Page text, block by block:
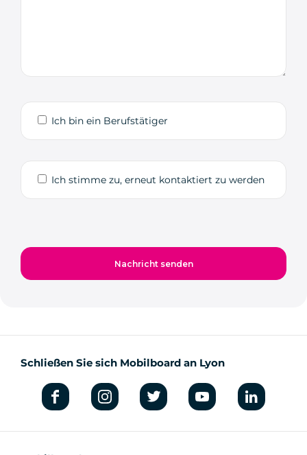
Ich bin ein Berufstätiger
Ich stimme zu, erneut kontaktiert zu werden
Schließen Sie sich Mobilboard an Lyon